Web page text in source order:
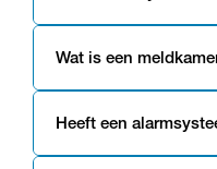
Wat is een
Heeft een